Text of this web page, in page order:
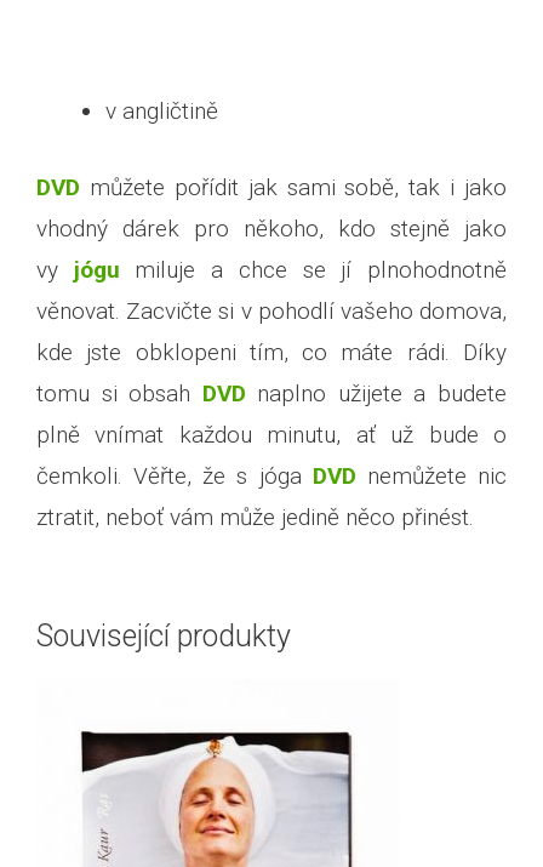
v angličtině
DVD můžete pořídit jak sami sobě, tak i jako
vhodný dárek pro někoho, kdo stejně jako
vy jógu miluje a chce se jí plnohodnotně
věnovat. Zacvičte si v pohodlí vašeho domova,
kde jste obklopeni tím, co máte rádi. Díky
tomu si obsah DVD naplno užijete a budete
plně vnímat každou minutu, ať už bude o
čemkoli. Věřte, že s jóga DVD nemůžete nic
ztratit, neboť vám může jedině něco přinést.
Související produkty